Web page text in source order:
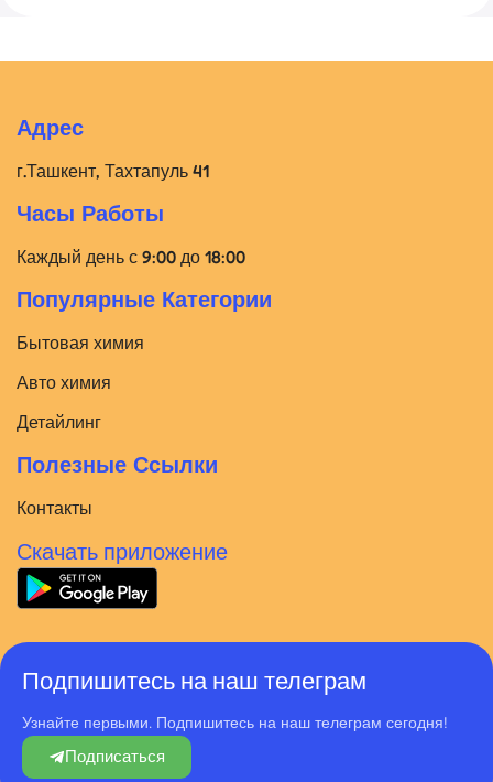
Адрес
г.Ташкент, Тахтапуль 41
Часы Работы
Каждый день с 9:00 до 18:00
Популярные Категории
Бытовая химия
Авто химия
Детайлинг
Полезные Ссылки
Контакты
Скачать приложение
Подпишитесь на наш телеграм
Узнайте первыми. Подпишитесь на наш телеграм сегодня!
Подписаться